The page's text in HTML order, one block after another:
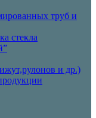
труб и
стекла
и др.)